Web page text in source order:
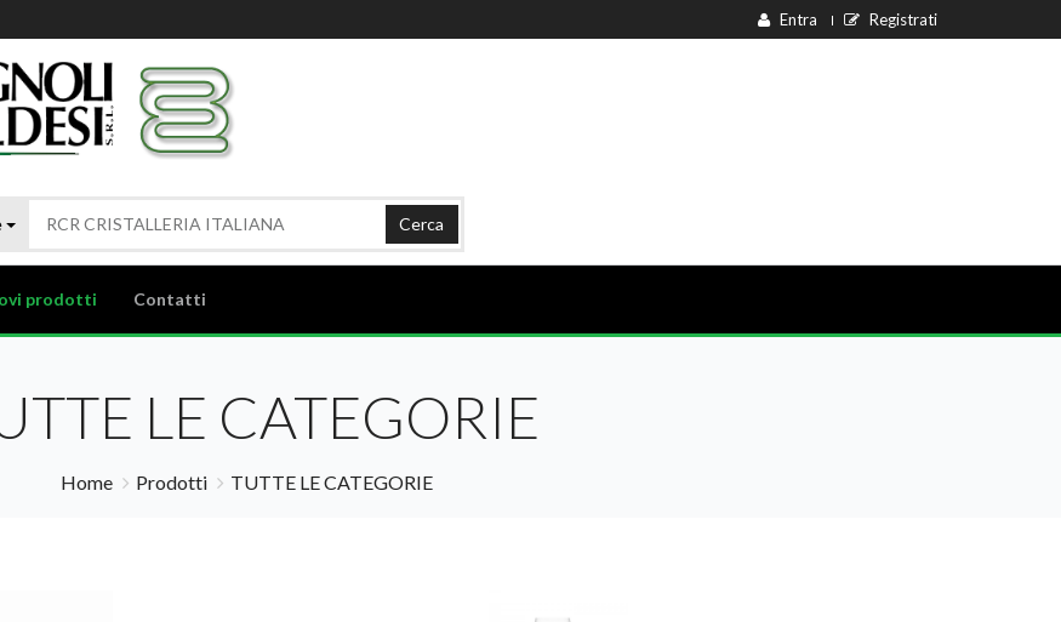
Entra Registrati
Cerca
prodotti Contatti
LE CATEGORIE
Home Prodotti TUTTE LE CATEGORIE